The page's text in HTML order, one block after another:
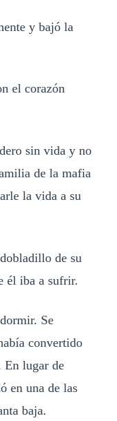
y bajó la
el corazón
sin vida y no
de la mafia
la vida a su
de su
él iba a sufrir.
Se
convertido
En lugar de
en una de las
baja.